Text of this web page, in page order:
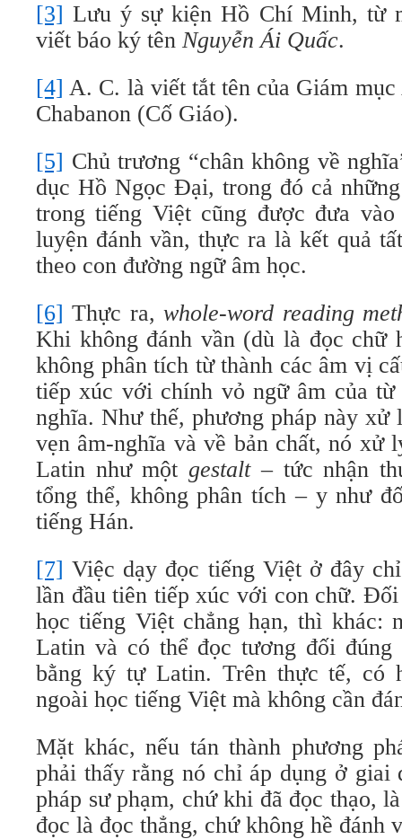
[3] Lưu ý sự kiện Hồ Chí Minh, từ
viết báo ký tên Nguyễn Ái Quấc.
[4] A. C. là viết tắt tên của Giám
Chabanon (Cố Giáo).
[5] Chủ trương “chân không về
dục Hồ Ngọc Đại, trong đó cả
trong tiếng Việt cũng được đưa
luyện đánh vần, thực ra là kết quả
theo con đường ngữ âm học.
[6] Thực ra,whole-word reading
Khi không đánh vần (dù là đọc chữ
không phân tích từ thành các âm vị
tiếp xúc với chính vỏ ngữ âm của
nghĩa. Như thế, phương pháp này xử
vẹn âm-nghĩa và về bản chất, nó xử
Latin như một gestalt– tức nhận
tổng thể, không phân tích – y như
tiếng Hán.
[7] Việc dạy đọc tiếng Việt ở đây
lần đầu tiên tiếp xúc với con chữ.
học tiếng Việt chẳng hạn, thì khác:
Latin và có thể đọc tương đối
bằng ký tự Latin. Trên thực tế, có
ngoài học tiếng Việt mà không cần
Mặt khác, nếu tán thành phương
phải thấy rằng nó chỉ áp dụng ở giai
pháp sư phạm, chứ khi đã đọc thạo,
đọc là đọc thẳng, chứ không hề đánh